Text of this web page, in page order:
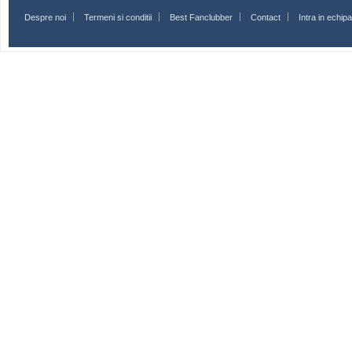
Despre noi Termeni si conditii Best Fanclubber Contact Intra in